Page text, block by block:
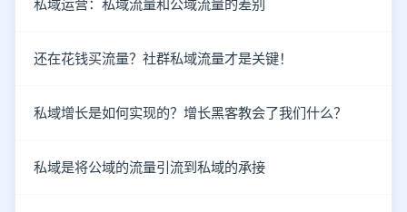
私域运营：私域流量和公域流量的差别
还在花钱买流量？社群私域流量才是关键！
私域增长是如何实现的？增长黑客教会了我们什么？
私域是将公域的流量引流到私域的承接